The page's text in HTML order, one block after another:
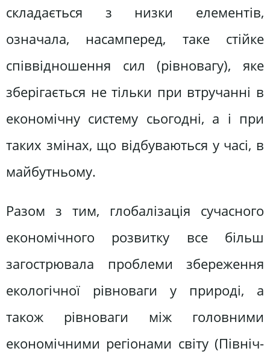
складається з низки елементів,
означала, насамперед, таке стійке
співвідношення сил (рівновагу), яке
зберігається не тільки при втручанні в
економічну систему сьогодні, а і при
таких змінах, що відбуваються у часі, в
майбутньому.
Разом з тим, глобалізація сучасного
економічного розвитку все більш
загострювала проблеми збереження
екологічної рівноваги у природі, а
також рівноваги між головними
економічними регіонами світу (Північ-